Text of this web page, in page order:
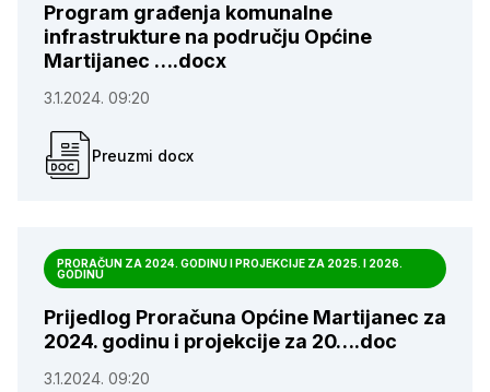
Program građenja komunalne
infrastrukture na području Općine
Martijanec ….docx
3.1.2024. 09:20
Preuzmi docx
PRORAČUN ZA 2024. GODINU I PROJEKCIJE ZA 2025. I 2026.
GODINU
Prijedlog Proračuna Općine Martijanec za
2024. godinu i projekcije za 20….doc
3.1.2024. 09:20